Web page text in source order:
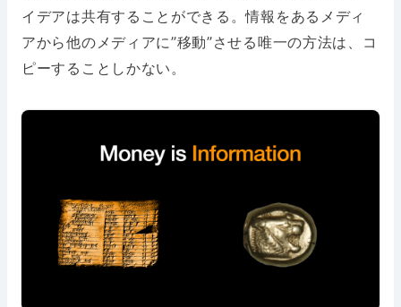
イデアは共有することができる。情報をあるメディ
アから他のメディアに”移動”させる唯一の方法は、コ
ピーすることしかない。